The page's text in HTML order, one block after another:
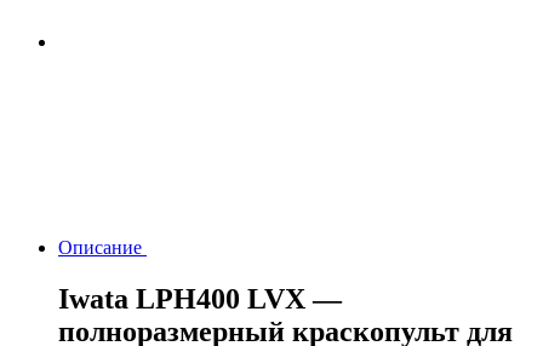
Описание
Iwata LPH400 LVX —
полноразмерный краскопульт для